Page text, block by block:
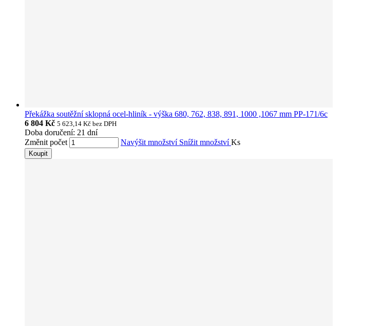
Překážka soutěžní sklopná ocel-hliník - výška 680, 762, 838, 891, 1000 ,1067 mm PP-171/6c
6 804 Kč 5 623,14 Kč bez DPH
Doba doručení: 21 dní
Změnit počet
Navýšit množství Snížit množstvíKs
Koupit